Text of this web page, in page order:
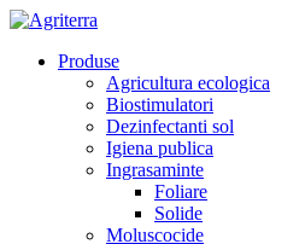
Produse
Agricultura ecologica
Biostimulatori
Dezinfectanti sol
Igiena publica
Ingrasaminte
Foliare
Solide
Moluscocide